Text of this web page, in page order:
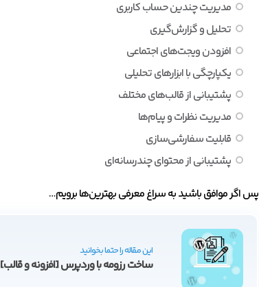
مدیریت چندین حساب کاربری
تحلیل و گزارش‌گیری
افزودن ویجت‌های اجتماعی
یکپارچگی با ابزارهای تحلیلی
پشتیبانی از قالب‌های مختلف
مدیریت نظرات و پیام‌ها
قابلیت سفارشی‌سازی
پشتیبانی از محتوای چندرسانه‌ای
پس اگر موافق باشید به سراغ معرفی بهترین‌ها برویم…
این مقاله را حتما بخوانید
ساخت رزومه با وردپرس [افزونه و قالب]